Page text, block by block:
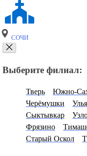
СОЧИ
Выберите филиал:
Тверь Южно-
Черёмушки
Сыктывкар
Фрязино
Старый Оскол